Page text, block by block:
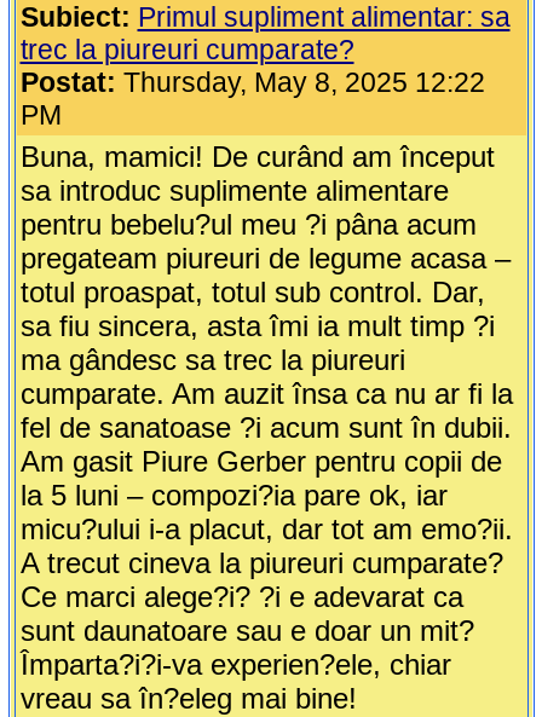
Subiect: Primul supliment alimentar: sa
trec la piureuri cumparate?
Postat: Thursday, May 8, 2025 12:22
PM
Buna, mamici! De curând am început
sa introduc suplimente alimentare
pentru bebelu?ul meu ?i pâna acum
pregateam piureuri de legume acasa –
totul proaspat, totul sub control. Dar,
sa fiu sincera, asta îmi ia mult timp ?i
ma gândesc sa trec la piureuri
cumparate. Am auzit însa ca nu ar fi la
fel de sanatoase ?i acum sunt în dubii.
Am gasit Piure Gerber pentru copii de
la 5 luni – compozi?ia pare ok, iar
micu?ului i-a placut, dar tot am emo?ii.
A trecut cineva la piureuri cumparate?
Ce marci alege?i? ?i e adevarat ca
sunt daunatoare sau e doar un mit?
Împarta?i?i-va experien?ele, chiar
vreau sa în?eleg mai bine!